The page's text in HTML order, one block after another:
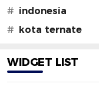
# indonesia
# kota ternate
WIDGET LIST